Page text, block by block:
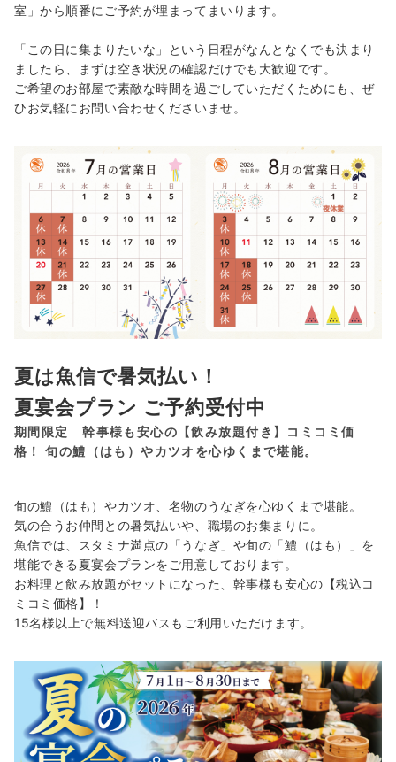
室」から順番にご予約が埋まってまいります。
「この日に集まりたいな」という日程がなんとなくでも決まり
ましたら、まずは空き状況の確認だけでも大歓迎です。
ご希望のお部屋で素敵な時間を過ごしていただくためにも、ぜ
ひお気軽にお問い合わせくださいませ。
夏は魚信で暑気払い！
夏宴会プラン ご予約受付中
期間限定 幹事様も安心の【飲み放題付き】コミコミ価
格！ 旬の鱧（はも）やカツオを心ゆくまで堪能。
旬の鱧（はも）やカツオ、名物のうなぎを心ゆくまで堪能。
気の合うお仲間との暑気払いや、職場のお集まりに。
魚信では、スタミナ満点の「うなぎ」や旬の「鱧（はも）」を
堪能できる夏宴会プランをご用意しております。
お料理と飲み放題がセットになった、幹事様も安心の【税込コ
ミコミ価格】！
15名様以上で無料送迎バスもご利用いただけます。